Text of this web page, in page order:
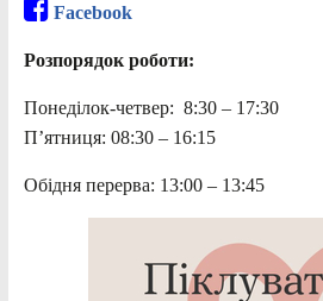
Facebook
Розпорядок роботи:
Понеділок-четвер: 8:30 – 17:30
П’ятниця: 08:30 – 16:15
Обідня перерва: 13:00 – 13:45